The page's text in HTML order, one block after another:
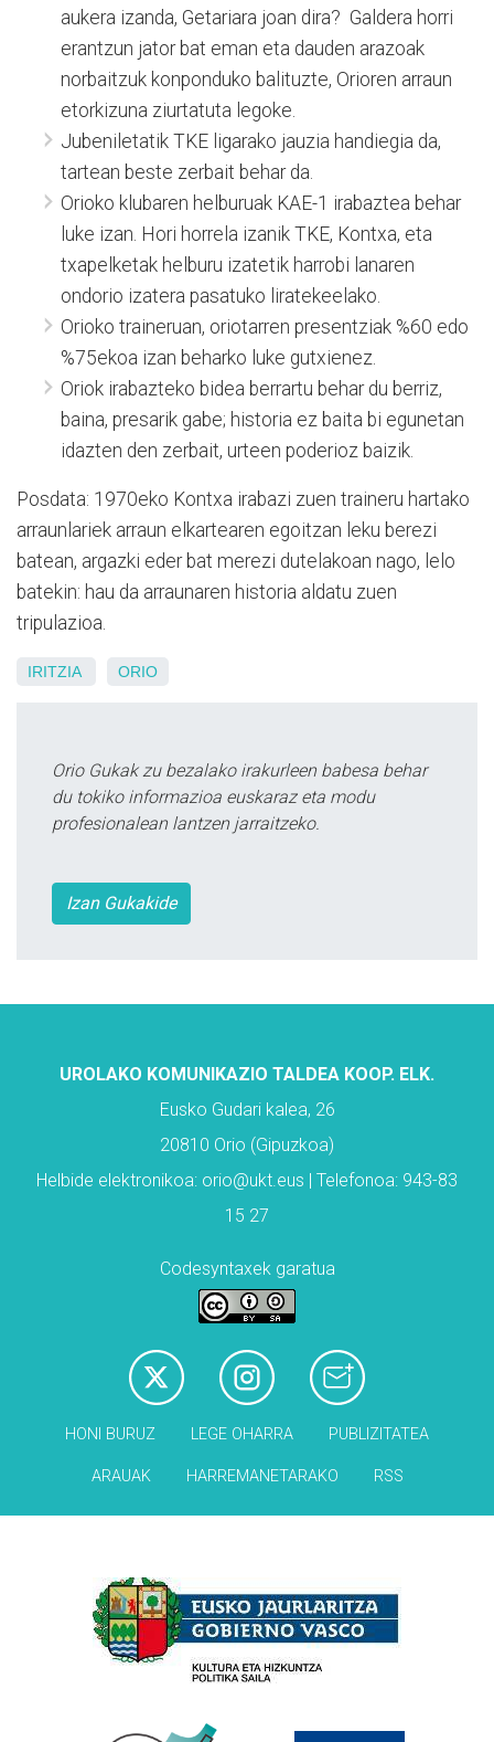
aukera izanda, Getariara joan dira? Galdera horri
erantzun jator bat eman eta dauden arazoak
norbaitzuk konponduko balituzte, Orioren arraun
etorkizuna ziurtatuta legoke.
Jubeniletatik TKE ligarako jauzia handiegia da,
tartean beste zerbait behar da.
Orioko klubaren helburuak KAE-1 irabaztea behar
luke izan. Hori horrela izanik TKE, Kontxa, eta
txapelketak helburu izatetik harrobi lanaren
ondorio izatera pasatuko liratekeelako.
Orioko traineruan, oriotarren presentziak %60 edo
%75ekoa izan beharko luke gutxienez.
Oriok irabazteko bidea berrartu behar du berriz,
baina, presarik gabe; historia ez baita bi egunetan
idazten den zerbait, urteen poderioz baizik.
Posdata: 1970eko Kontxa irabazi zuen traineru hartako
arraunlariek arraun elkartearen egoitzan leku berezi
batean, argazki eder bat merezi dutelakoan nago, lelo
batekin: hau da arraunaren historia aldatu zuen
tripulazioa.
IRITZIA ORIO
Orio Gukak zu bezalako irakurleen babesa behar
du tokiko informazioa euskaraz eta modu
profesionalean lantzen jarraitzeko.
Izan Gukakide
UROLAKO KOMUNIKAZIO TALDEA KOOP. ELK.
Eusko Gudari kalea, 26
20810 Orio (Gipuzkoa)
Helbide elektronikoa: orio@ukt.eus | Telefonoa: 943-83
15 27
Codesyntaxek garatua
HONI BURUZ LEGE OHARRA PUBLIZITATEA
ARAUAK HARREMANETARAKO RSS